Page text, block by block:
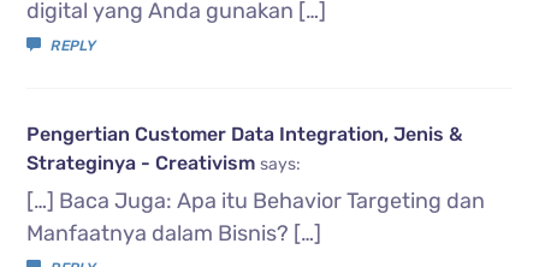
digital yang Anda gunakan […]
REPLY
Pengertian Customer Data Integration, Jenis &
Strateginya - Creativism says:
[…] Baca Juga: Apa itu Behavior Targeting dan
Manfaatnya dalam Bisnis? […]